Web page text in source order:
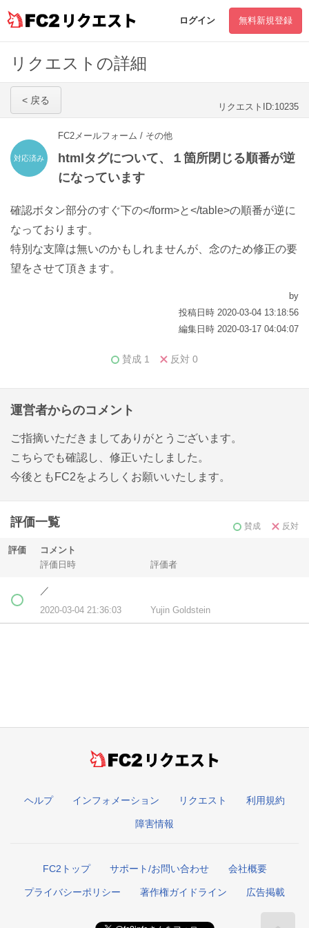
リクエスト ログイン 無料新規登録
リクエストの詳細
< 戻る
リクエストID:10235
対応済み
FC2メールフォーム / その他
htmlタグについて、１箇所閉じる順番が逆
になっています
確認ボタン部分のすぐ下の</form>と</table>の順番が逆に
なっております。
特別な支障は無いのかもしれませんが、念のため修正の要
望をさせて頂きます。
by
投稿日時 2020-03-04 13:18:56
編集日時 2020-03-17 04:04:07
賛成 1 反対 0
運営者からのコメント
ご指摘いただきましてありがとうございます。
こちらでも確認し、修正いたしました。
今後ともFC2をよろしくお願いいたします。
評価一覧 賛成 反対
評価
コメント
評価日時
評価者
／
2020-03-04 21:36:03 Yujin Goldstein
リクエスト
ヘルプ インフォメーション リクエスト 利用規約
障害情報
FC2トップ サポート/お問い合わせ 会社概要
プライバシーポリシー 著作権ガイドライン 広告掲載